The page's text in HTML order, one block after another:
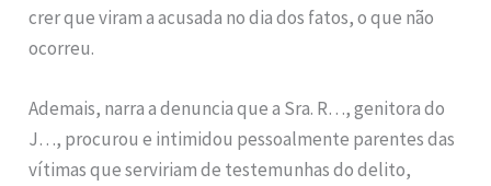
crer que viram a acusada no dia dos fatos, o que não
ocorreu.
Ademais, narra a denuncia que a Sra. R…, genitora do
J…, procurou e intimidou pessoalmente parentes das
vítimas que serviriam de testemunhas do delito,